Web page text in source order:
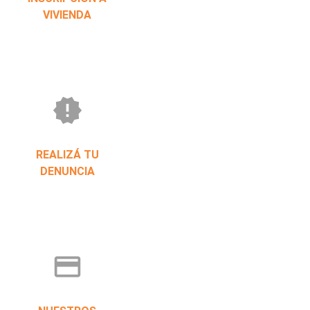
VIVIENDA
new_releases
REALIZÁ TU
DENUNCIA
credit_card